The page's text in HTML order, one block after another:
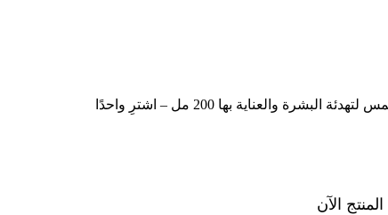
جل بابيلا بالألوفيرا بعد التعرض للشمس لتهدئة البشرة والعناية بها 200 مل – اشترِ واحدًا